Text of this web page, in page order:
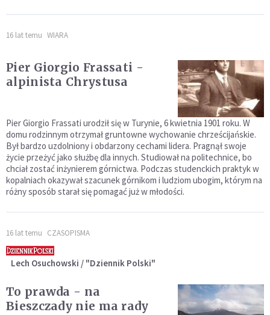
16 lat temu WIARA
Pier Giorgio Frassati -
alpinista Chrystusa
Pier Giorgio Frassati urodził się w Turynie, 6 kwietnia 1901 roku. W
domu rodzinnym otrzymał gruntowne wychowanie chrześcijańskie.
Był bardzo uzdolniony i obdarzony cechami lidera. Pragnął swoje
życie przeżyć jako służbę dla innych. Studiował na politechnice, bo
chciał zostać inżynierem górnictwa. Podczas studenckich praktyk w
kopalniach okazywał szacunek górnikom i ludziom ubogim, którym na
różny sposób starał się pomagać już w młodości.
16 lat temu CZASOPISMA
Lech Osuchowski / "Dziennik Polski"
To prawda - na
Bieszczady nie ma rady